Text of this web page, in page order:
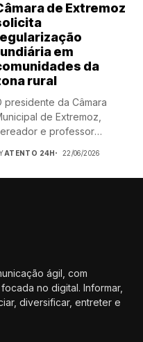
de Extremoz
em
da
rural
presidente da Câmara
de Extremoz,
e professor
ATENTO 24H 22/06/2026
ágil, com
no digital. Informar,
diversificar, entreter e